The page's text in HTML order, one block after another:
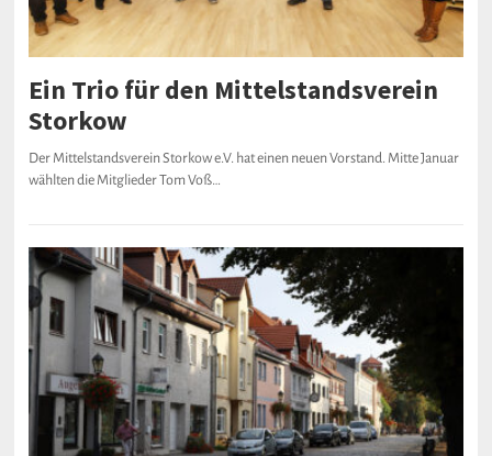
Ein Trio für den Mittelstandsverein
Storkow
Der Mittelstandsverein Storkow e.V. hat einen neuen Vorstand. Mitte Januar
wählten die Mitglieder Tom Voß…